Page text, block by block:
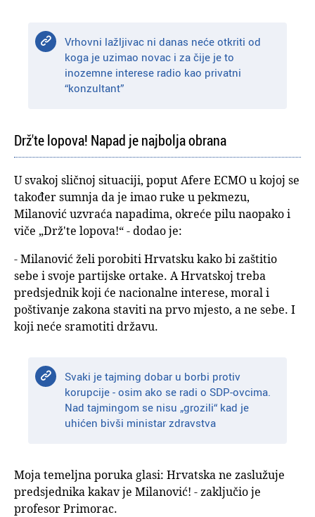
Vrhovni lažljivac ni danas neće otkriti od
koga je uzimao novac i za čije je to
inozemne interese radio kao privatni
“konzultant”
Drž'te lopova! Napad je najbolja obrana
U svakoj sličnoj situaciji, poput Afere ECMO u kojoj se
također sumnja da je imao ruke u pekmezu,
Milanović uzvraća napadima, okreće pilu naopako i
viče „Drž'te lopova!“ - dodao je:
- Milanović želi porobiti Hrvatsku kako bi zaštitio
sebe i svoje partijske ortake. A Hrvatskoj treba
predsjednik koji će nacionalne interese, moral i
poštivanje zakona staviti na prvo mjesto, a ne sebe. I
koji neće sramotiti državu.
Svaki je tajming dobar u borbi protiv
korupcije - osim ako se radi o SDP-ovcima.
Nad tajmingom se nisu „grozili“ kad je
uhićen bivši ministar zdravstva
Moja temeljna poruka glasi: Hrvatska ne zaslužuje
predsjednika kakav je Milanović! - zaključio je
profesor Primorac.